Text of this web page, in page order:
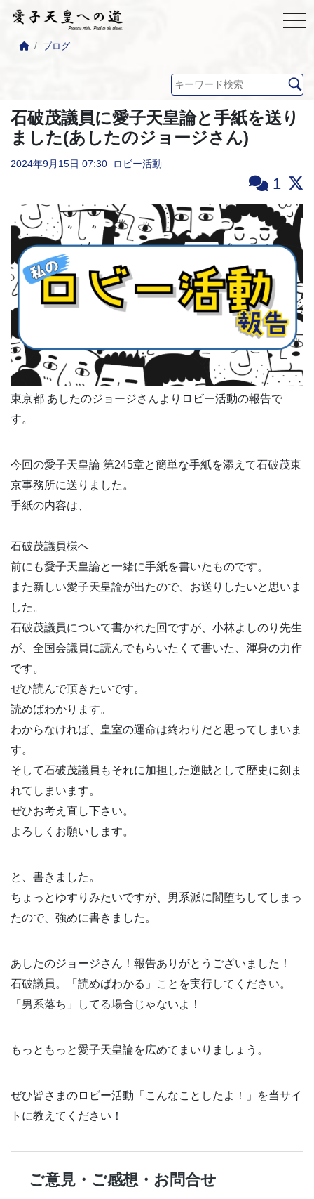
ブログ
石破茂議員に愛子天皇論と手紙を送り
ました(あしたのジョージさん)
2024年9月15日 07:30 ロビー活動
1
東京都 あしたのジョージさんよりロビー活動の報告で
す。
今回の愛子天皇論 第245章と簡単な手紙を添えて石破茂東
京事務所に送りました。
手紙の内容は、
石破茂議員様へ
前にも愛子天皇論と一緒に手紙を書いたものです。
また新しい愛子天皇論が出たので、お送りしたいと思いま
した。
石破茂議員について書かれた回ですが、小林よしのり先生
が、全国会議員に読んでもらいたくて書いた、渾身の力作
です。
ぜひ読んで頂きたいです。
読めばわかります。
わからなければ、皇室の運命は終わりだと思ってしまいま
す。
そして石破茂議員もそれに加担した逆賊として歴史に刻ま
れてしまいます。
ぜひお考え直し下さい。
よろしくお願いします。
と、書きました。
ちょっとゆすりみたいですが、男系派に闇堕ちしてしまっ
たので、強めに書きました。
あしたのジョージさん！報告ありがとうございました！
石破議員。「読めばわかる」ことを実行してください。
「男系落ち」してる場合じゃないよ！
もっともっと愛子天皇論を広めてまいりましょう。
ぜひ皆さまのロビー活動「こんなことしたよ！」を当サイ
トに教えてください！